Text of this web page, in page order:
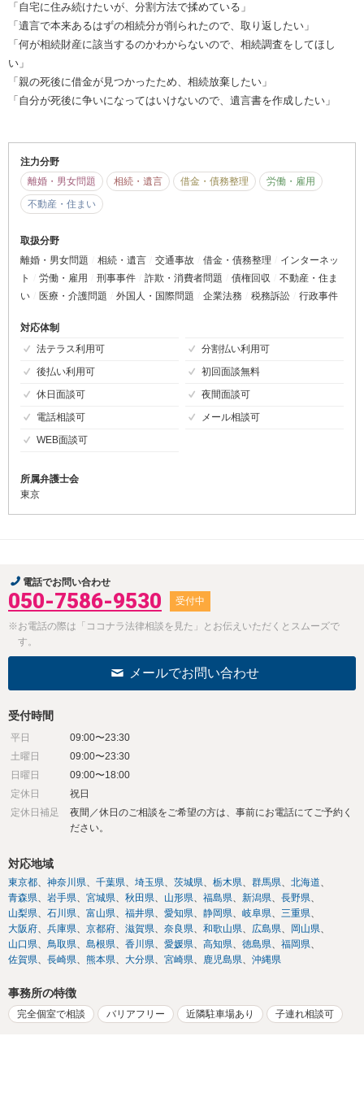
「自宅に住み続けたいが、分割方法で揉めている」
「遺言で本来あるはずの相続分が削られたので、取り返したい」
「何が相続財産に該当するのかわからないので、相続調査をしてほし
い」
「親の死後に借金が見つかったため、相続放棄したい」
「自分が死後に争いになってはいけないので、遺言書を作成したい」
注力分野
離婚・男女問題
相続・遺言 借金・債務整理
労働・雇用
不動産・住まい
取扱分野
離婚・男女問題
相続・遺言 交通事故 借金・債務整理
インターネッ
ト
労働・雇用 刑事事件 詐欺・消費者問題 債権回収
不動産・住ま
い
医療・介護問題 外国人・国際問題 企業法務 税務訴訟 行政事件
対応体制
法テラス利用可
分割払い利用可
後払い利用可
初回面談無料
休日面談可
夜間面談可
電話相談可
メール相談可
WEB面談可
所属弁護士会
東京
電話でお問い合わせ
050-7586-9530 受付中
※お電話の際は「ココナラ法律相談を見た」とお伝えいただくとスムーズで
す。
メールでお問い合わせ
受付時間
平日
09:00〜23:30
土曜日
09:00〜23:30
日曜日
09:00〜18:00
定休日
祝日
定休日補足
夜間／休日のご相談をご希望の方は、事前にお電話にてご予約く
ださい。
対応地域
東京都 神奈川県 千葉県 埼玉県 茨城県 栃木県 群馬県
北海道
青森県
岩手県 宮城県 秋田県 山形県 福島県 新潟県
長野県
山梨県
石川県 富山県 福井県 愛知県 静岡県 岐阜県
三重県
大阪府
兵庫県 京都府 滋賀県 奈良県 和歌山県 広島県
岡山県
山口県
鳥取県 島根県 香川県 愛媛県 高知県 徳島県
福岡県
佐賀県
長崎県 熊本県 大分県 宮崎県 鹿児島県 沖縄県
事務所の特徴
完全個室で相談 バリアフリー 近隣駐車場あり 子連れ相談可